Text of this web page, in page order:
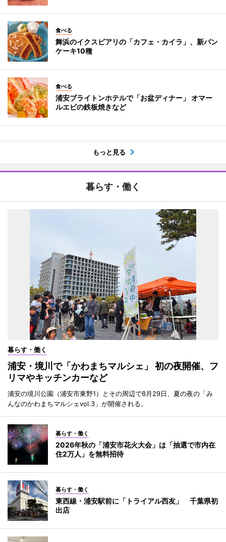
食べる
舞浜のイクスピアリの「カフェ・カイラ」、新パン
ケーキ10種
食べる
浦安ブライトンホテルで「お盆ディナー」 オマー
ルエビの鉄板焼きなど
もっと見る
暮らす・働く
暮らす・働く
浦安・境川で「かわまちマルシェ」 初の夜開催、フ
リマやキッチンカーなど
浦安の境川公園（浦安市東野1）とその周辺で8月29日、夏の夜の「み
んなのかわまちマルシェvol.3」が開催される。
暮らす・働く
2026年秋の「浦安市花火大会」は「抽選で市内在
住2万人」を無料招待
暮らす・働く
東西線・浦安駅前に「トライアル西友」 千葉県初
出店